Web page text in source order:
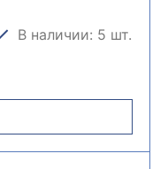
В наличии: 5 шт.